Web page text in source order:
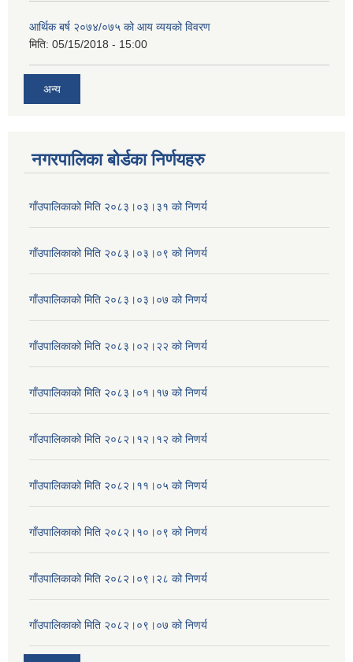
आर्थिक बर्ष २०७४/०७५ को आय व्ययको विवरण
मिति: 05/15/2018 - 15:00
अन्य
नगरपालिका बोर्डका निर्णयहरु
गाँउपालिकाको मिति २०८३।०३।३१ को निणर्य
गाँउपालिकाको मिति २०८३।०३।०९ को निणर्य
गाँउपालिकाको मिति २०८३।०३।०७ को निणर्य
गाँउपालिकाको मिति २०८३।०२।२२ को निणर्य
गाँउपालिकाको मिति २०८३।०१।१७ को निणर्य
गाँउपालिकाको मिति २०८२।१२।१२ को निणर्य
गाँउपालिकाको मिति २०८२।११।०५ को निणर्य
गाँउपालिकाको मिति २०८२।१०।०९ को निणर्य
गाँउपालिकाको मिति २०८२।०९।२८ को निणर्य
गाँउपालिकाको मिति २०८२।०९।०७ को निणर्य